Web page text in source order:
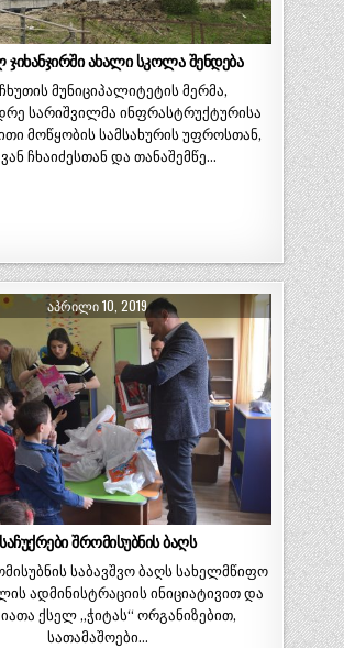
ახალი სკოლა შენდება
მუნიციპალიტეტის მერმა,
სარიშვილმა ინფრასტრუქტურისა
მოწყობის სამსახურის უფროსთან,
ჩხაიძესთან და თანაშემწე…
ᲐᲞᲠᲘᲚᲘ 10, 2019
საჩუქრები შრომისუბნის ბაღს
საბავშვო ბაღს სახელმწიფო
ადმინისტრაციის ინიციატივით და
ქსელ „ჭიტას“ ორგანიზებით,
სათამაშოები…